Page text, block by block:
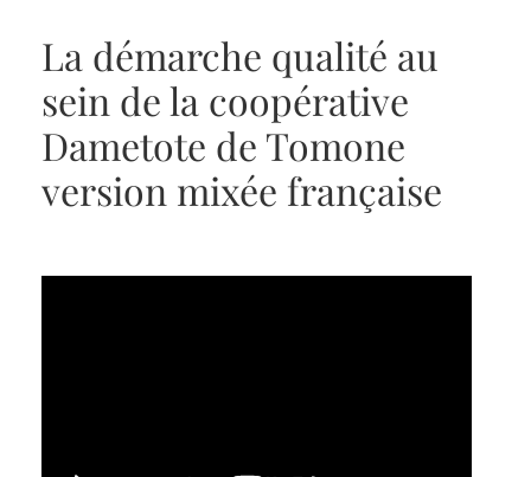
La démarche qualité au
sein de la coopérative
Dametote de Tomone
version mixée française